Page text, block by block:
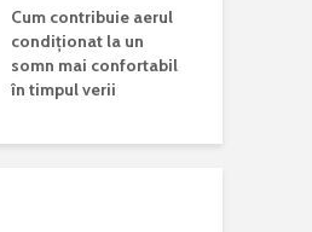
Cum contribuie aerul
condiționat la un
somn mai confortabil
în timpul verii